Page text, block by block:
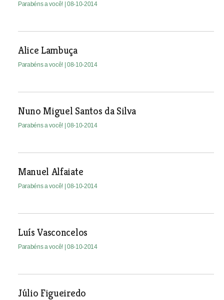
Parabéns a você! | 08-10-2014
Alice Lambuça
Parabéns a você! | 08-10-2014
Nuno Miguel Santos da Silva
Parabéns a você! | 08-10-2014
Manuel Alfaiate
Parabéns a você! | 08-10-2014
Luís Vasconcelos
Parabéns a você! | 08-10-2014
Júlio Figueiredo